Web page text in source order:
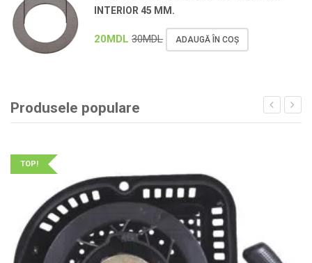
INTERIOR 45 MM.
20MDL 30MDL ADAUGĂ ÎN COȘ
Produsele populare
TOP!